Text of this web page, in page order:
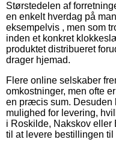
Størstedelen af
en enkelt hverdag på
eksempelvis , men som
inden et konkret
produktet distribueret
drager hjemad.
Flere online selskaber
omkostninger, men ofte
en præcis sum. Desuden
mulighed for levering,
i Roskilde, Nakskov eller
til at levere bestillingen